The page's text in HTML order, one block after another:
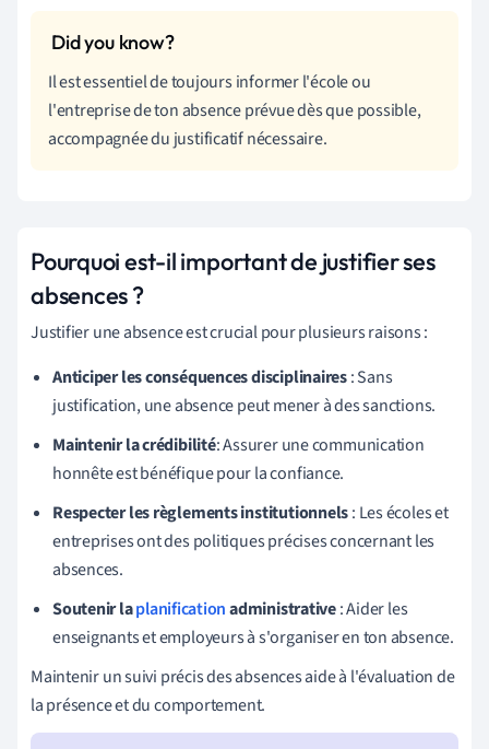
Il est essentiel de toujours informer l'école ou
l'entreprise de ton absence prévue dès que possible,
accompagnée du justificatif nécessaire.
Pourquoi est-il important de justifier ses
absences ?
Justifier une absence est crucial pour plusieurs raisons :
Anticiper les conséquences disciplinaires: Sans
justification, une absence peut mener à des sanctions.
Maintenir la crédibilité: Assurer une communication
honnête est bénéfique pour la confiance.
Respecter les règlements institutionnels: Les écoles et
entreprises ont des politiques précises concernant les
absences.
Soutenir laplanificationadministrative: Aider les
enseignants et employeurs à s'organiser en ton absence.
Maintenir un suivi précis des absences aide à l'évaluation de
la présence et du comportement.